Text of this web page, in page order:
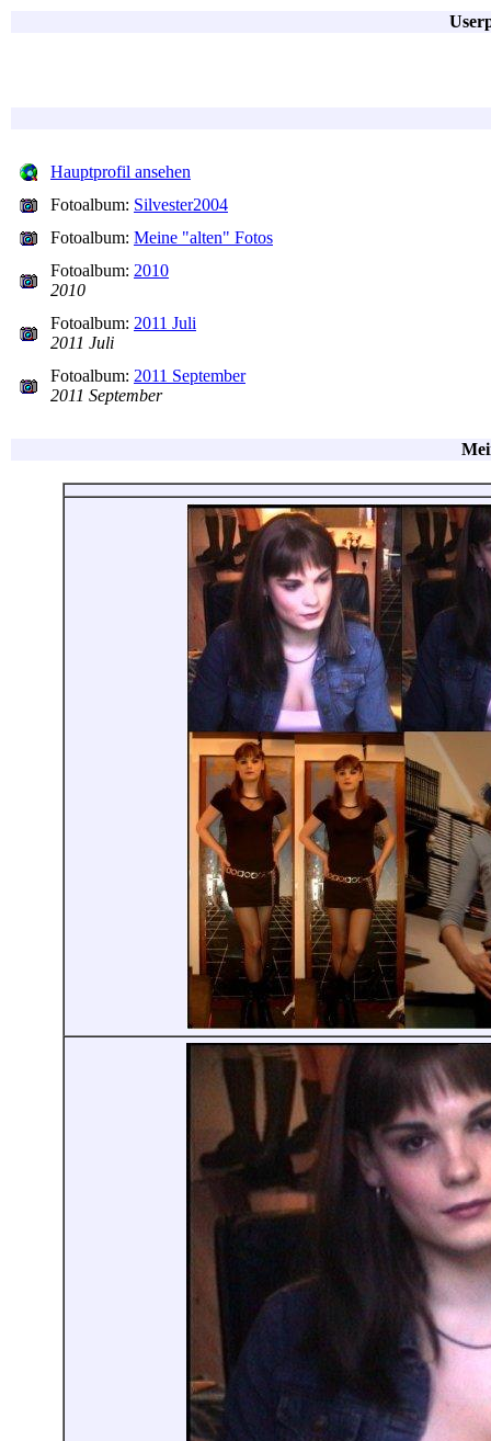
Hauptprofil ansehen
Fotoalbum: Silvester2004
Fotoalbum: Meine "alten" Fotos
Fotoalbum: 2010
2010
Fotoalbum: 2011 Juli
2011 Juli
Fotoalbum: 2011 September
2011 September